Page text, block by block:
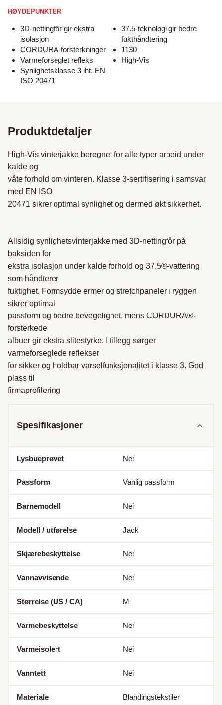
HØYDEPUNKTER
3D-nettingfôr gir ekstra
isolasjon
CORDURA-forsterkninger
Varmeforseglet refleks
Synlighetsklasse 3 iht. EN
ISO 20471
37.5-teknologi gir bedre
fukthåndtering
1130
High-Vis
Produktdetaljer
High-Vis vinterjakke beregnet for alle typer arbeid under
kalde og
våte forhold om vinteren. Klasse 3-sertifisering i samsvar
med EN ISO
20471 sikrer optimal synlighet og dermed økt sikkerhet.
Allsidig synlighetsvinterjakke med 3D-nettingfôr på
baksiden for
ekstra isolasjon under kalde forhold og 37,5®-vattering
som håndterer
fuktighet. Formsydde ermer og stretchpaneler i ryggen
sikrer optimal
passform og bedre bevegelighet, mens CORDURA®-
forsterkede
albuer gir ekstra slitestyrke. I tillegg sørger
varmeforseglede reflekser
for sikker og holdbar varselfunksjonalitet i klasse 3. God
plass til
firmaprofilering
Spesifikasjoner
Lysbueprøvet Nei
Passform Vanlig passform
Barnemodell Nei
Modell / utførelse Jack
Skjærebeskyttelse Nei
Vannavvisende Nei
Størrelse (US / CA) M
Varmebeskyttelse Nei
Varmeisolert Nei
Vanntett Nei
Materiale Blandingstekstiler